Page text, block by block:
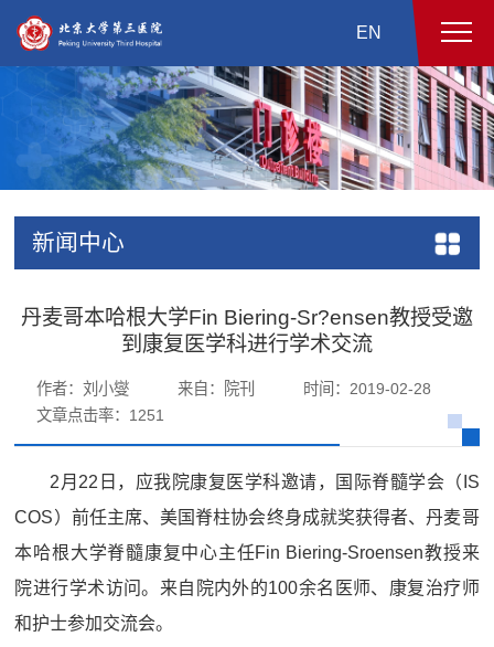
EN
新闻中心
丹麦哥本哈根大学Fin Biering-Sr?ensen教授受邀
到康复医学科进行学术交流
作者：刘小燮 来自：院刊
时间：2019-02-28
文章点击率： 1251
2月22日，应我院康复医学科邀请，国际脊髓学会（IS
COS）前任主席、美国脊柱协会终身成就奖获得者、丹麦哥
本哈根大学脊髓康复中心主任Fin Biering-Sroensen教授来
院进行学术访问。来自院内外的100余名医师、康复治疗师
和护士参加交流会。